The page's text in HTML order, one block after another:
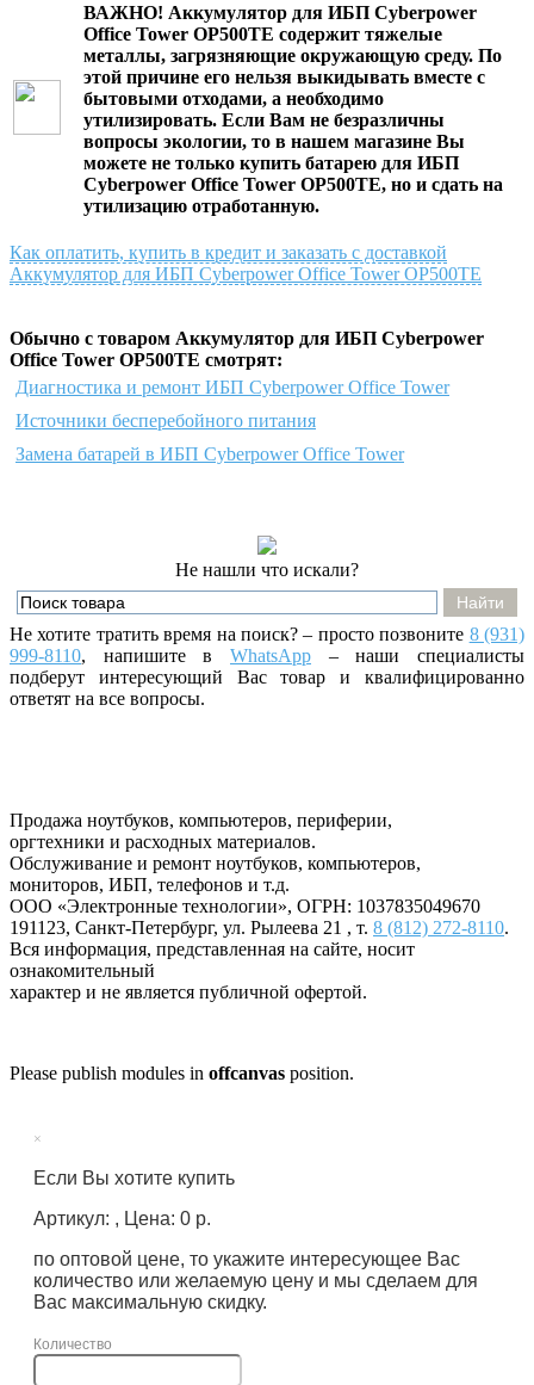
ВАЖНО! Аккумулятор для ИБП Cyberpower
Office Tower OP500TE содержит тяжелые
металлы, загрязняющие окружающую среду. По
этой причине его нельзя выкидывать вместе с
бытовыми отходами, а необходимо
утилизировать. Если Вам не безразличны
вопросы экологии, то в нашем магазине Вы
можете не только купить батарею для ИБП
Cyberpower Office Tower OP500TE, но и сдать на
утилизацию отработанную.
Как оплатить, купить в кредит и заказать с доставкой
Аккумулятор для ИБП Cyberpower Office Tower OP500TE
Обычно с товаром Аккумулятор для ИБП Cyberpower
Office Tower OP500TE смотрят:
Диагностика и ремонт ИБП Cyberpower Office Tower
Источники бесперебойного питания
Замена батарей в ИБП Cyberpower Office Tower
Не нашли что искали?
Не хотите тратить время на поиск? – просто позвоните 8 (931)
999-8110, напишитевWhatsApp – наши специалисты
подберут интересующий Вас товар и квалифицированно
ответят на все вопросы.
Продажа ноутбуков, компьютеров, периферии,
оргтехники и расходных материалов.
Обслуживание и ремонт ноутбуков, компьютеров,
мониторов, ИБП, телефонов и т.д.
ООО «Электронные технологии», ОГРН: 1037835049670
191123, Санкт-Петербург, ул. Рылеева 21 , т. 8 (812) 272-8110.
Вся информация, представленная на сайте, носит
ознакомительный
характер и не является публичной офертой.
Please publish modules in offcanvas position.
×
Если Вы хотите купить
Артикул: , Цена: 0 р.
по оптовой цене, то укажите интересующее Вас
количество или желаемую цену и мы сделаем для
Вас максимальную скидку.
Количество